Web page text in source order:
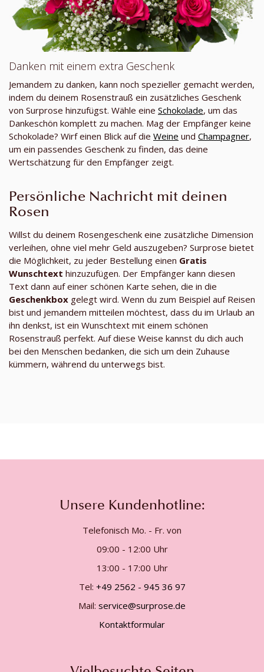
Danken mit einem extra Geschenk
Jemandem zu danken, kann noch spezieller gemacht werden,
indem du deinem Rosenstrauß ein zusätzliches Geschenk
von Surprose hinzufügst. Wähle eine Schokolade, um das
Dankeschön komplett zu machen. Mag der Empfänger keine
Schokolade? Wirf einen Blick auf die Weine und Champagner,
um ein passendes Geschenk zu finden, das deine
Wertschätzung für den Empfänger zeigt.
Persönliche Nachricht mit deinen
Rosen
Willst du deinem Rosengeschenk eine zusätzliche Dimension
verleihen, ohne viel mehr Geld auszugeben? Surprose bietet
die Möglichkeit, zu jeder Bestellung einen Gratis
Wunschtext hinzuzufügen. Der Empfänger kann diesen
Text dann auf einer schönen Karte sehen, die in die
Geschenkbox gelegt wird. Wenn du zum Beispiel auf Reisen
bist und jemandem mitteilen möchtest, dass du im Urlaub an
ihn denkst, ist ein Wunschtext mit einem schönen
Rosenstrauß perfekt. Auf diese Weise kannst du dich auch
bei den Menschen bedanken, die sich um dein Zuhause
kümmern, während du unterwegs bist.
Unsere Kundenhotline:
Telefonisch Mo. - Fr. von
09:00 - 12:00 Uhr
13:00 - 17:00 Uhr
Tel: +49 2562 - 945 36 97
Mail: service@surprose.de
Kontaktformular